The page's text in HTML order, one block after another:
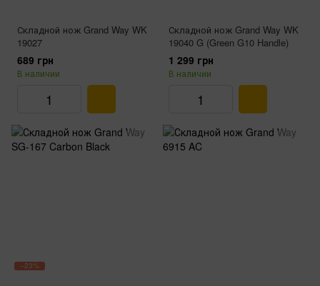
Складной нож Grand Way WK
19027
689 грн
В наличии
Складной нож Grand Way WK
19040 G (Green G10 Handle)
1 299 грн
В наличии
−23%